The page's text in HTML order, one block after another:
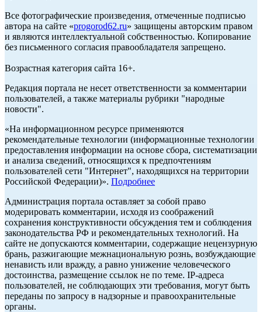
Все фотографические произведения, отмеченные подписью
автора на сайте «progorod62.ru» защищены авторским правом
и являются интеллектуальной собственностью. Копирование
без письменного согласия правообладателя запрещено.
Возрастная категория сайта 16+.
Редакция портала не несет ответственности за комментарии
пользователей, а также материалы рубрики "народные
новости".
«На информационном ресурсе применяются
рекомендательные технологии (информационные технологии
предоставления информации на основе сбора, систематизации
и анализа сведений, относящихся к предпочтениям
пользователей сети "Интернет", находящихся на территории
Российской Федерации)». Подробнее
Администрация портала оставляет за собой право
модерировать комментарии, исходя из соображений
сохранения конструктивности обсуждения тем и соблюдения
законодательства РФ и рекомендательных технологий. На
сайте не допускаются комментарии, содержащие нецензурную
брань, разжигающие межнациональную рознь, возбуждающие
ненависть или вражду, а равно унижение человеческого
достоинства, размещение ссылок не по теме. IP-адреса
пользователей, не соблюдающих эти требования, могут быть
переданы по запросу в надзорные и правоохранительные
органы.